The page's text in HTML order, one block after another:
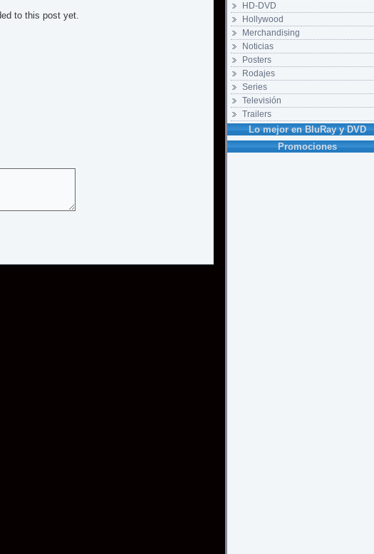
HD-DVD
Hollywood
Merchandising
Noticias
Posters
Rodajes
Series
Televisión
Trailers
Lo mejor en BluRay y DVD
Promociones
to this post yet.